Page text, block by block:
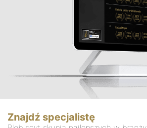
Znajdź specjalistę